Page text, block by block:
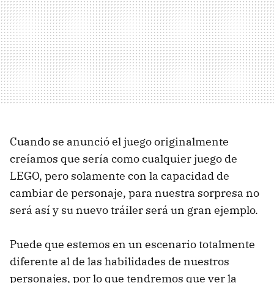
Cuando se anunció el juego originalmente
creíamos que sería como cualquier juego de
LEGO, pero solamente con la capacidad de
cambiar de personaje, para nuestra sorpresa no
será así y su nuevo tráiler será un gran ejemplo.
Puede que estemos en un escenario totalmente
diferente al de las habilidades de nuestros
personajes, por lo que tendremos que ver la